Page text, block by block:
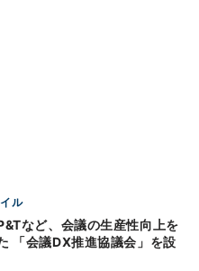
ル
など、会議の生産性向上を
「会議DX推進協議会」を設